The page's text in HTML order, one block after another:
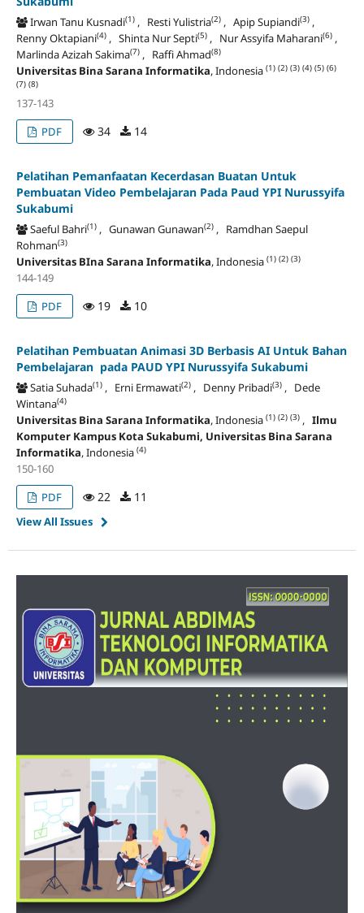
Irwan Tanu Kusnadi(1), Resti Yulistria(2), Apip Supiandi(3),
Renny Oktapiani(4), Shinta Nur Septi(5), Nur Assyifa Maharani(6),
Marlinda Azizah Sakima(7), Raffi Ahmad(8)
Universitas Bina Sarana Informatika, Indonesia (1) (2) (3) (4) (5) (6)
(7) (8)
137-143
PDF
34 14
Pelatihan Pemanfaatan Kecerdasan Buatan Untuk
Pembuatan Video Pembelajaran Pada Paud YPI Nurussyifa
Sukabumi
Saeful Bahri(1), Gunawan Gunawan(2), Ramdhan Saepul
Rohman(3)
Universitas BIna Sarana Informatika, Indonesia (1) (2) (3)
144-149
PDF
19 10
Pelatihan Pembuatan Animasi 3D Berbasis AI Untuk Bahan
Pembelajaran pada PAUD YPI Nurussyifa Sukabumi
Satia Suhada(1), Erni Ermawati(2), Denny Pribadi(3), Dede
Wintana(4)
Universitas Bina Sarana Informatika, Indonesia (1) (2) (3), Ilmu
Komputer Kampus Kota Sukabumi, Universitas Bina Sarana
Informatika, Indonesia (4)
150-160
PDF
22 11
View All Issues